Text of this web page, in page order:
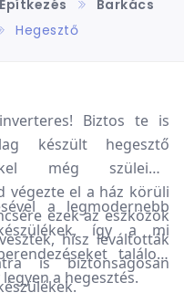
Építkezés
Barkács
Hegesztő
Biztos te is
készült hegesztő
még szüleink,
végezte el a ház körüli
ezek az eszközök
hisz leváltották
is biztonságosan
a legmodernebb
így a mi
találod.
a hegesztés.